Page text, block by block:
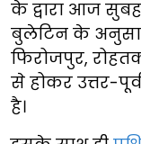
के द्वारा आज
बुलेटिन के
फिरोजपुर,
से होकर उत्तर-
है।